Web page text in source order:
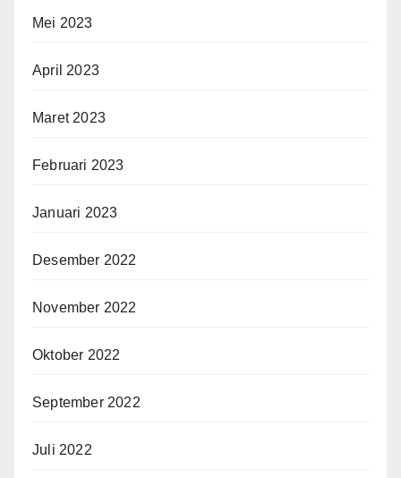
Mei 2023
April 2023
Maret 2023
Februari 2023
Januari 2023
Desember 2022
November 2022
Oktober 2022
September 2022
Juli 2022